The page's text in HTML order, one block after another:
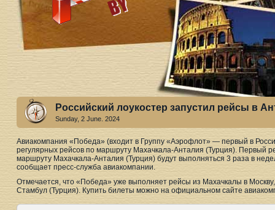
Российский лоукостер запустил рейсы в
Sunday, 2 June. 2024
Авиакомпания «Победа» (входит в Группу «Аэрофлот» — первый в
регулярных рейсов по маршруту Махачкала-Анталия (Турция). Первый
маршруту Махачкала-Анталия (Турция) будут выполняться 3 раза в
сообщает пресс-служба авиакомпании.
Отмечается, что «Победа» уже выполняет рейсы из Махачкалы в
Стамбул (Турция). Купить билеты можно на официальном сайте